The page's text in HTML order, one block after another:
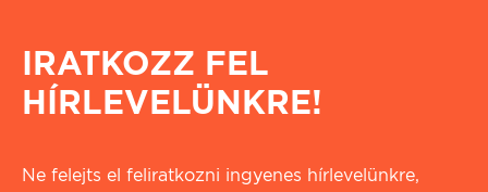
IRATKOZZ FEL
HÍRLEVELÜNKRE!
Ne felejts el feliratkozni ingyenes hírlevelünkre,